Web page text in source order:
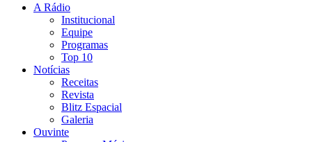
A Rádio
Institucional
Equipe
Programas
Top 10
Notícias
Receitas
Revista
Blitz Espacial
Galeria
Ouvinte